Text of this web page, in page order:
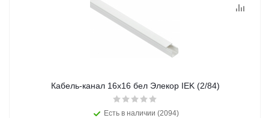
Кабель-канал 16х16 бел Элекор IEK (2/84)
Есть в наличии (2094)